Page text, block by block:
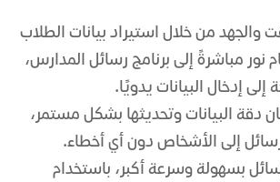
والجهد من خلال استيراد بيانات الطلاب
نور مباشرةً إلى برنامج رسائل المدارس،
إدخال البيانات يدويًا.
دقة البيانات وتحديثها بشكل مستمر،
إلى الأشخاص دون أي أخطاء.
بسهولة وسرعة أكبر، باستخدام